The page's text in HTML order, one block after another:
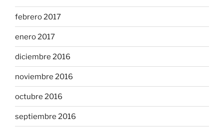
febrero 2017
enero 2017
diciembre 2016
noviembre 2016
octubre 2016
septiembre 2016